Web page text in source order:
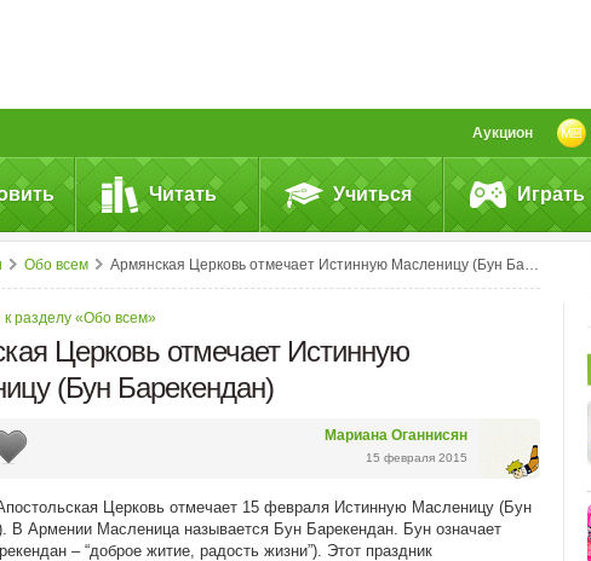
Аукцион
Читать Учиться Играть
Обо всем Армянская Церковь отмечает Истинную Масленицу (Бун Барекендан)
разделу «Обо всем»
Церковь отмечает Истинную
(Бун Барекендан)
Мариана Оганнисян
15 февраля 2015
Церковь отмечает 15 февраля Истинную Масленицу (Бун
В Армении Масленица называется Бун Барекендан. Бун означает
– “доброе житие, радость жизни”). Этот праздник